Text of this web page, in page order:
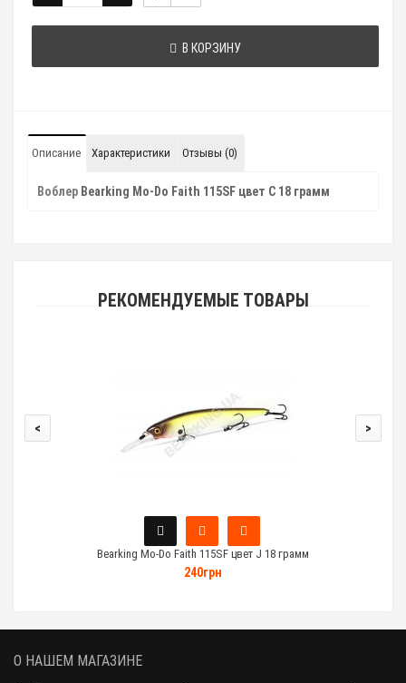
В КОРЗИНУ
Описание Характеристики Отзывы (0)
Воблер Bearking Mo-Do Faith 115SF цвет C 18 грамм
РЕКОМЕНДУЕМЫЕ ТОВАРЫ
Bearking Mo-Do Faith 115SF цвет J 18 грамм
240грн
< >
О НАШЕМ МАГАЗИНЕ